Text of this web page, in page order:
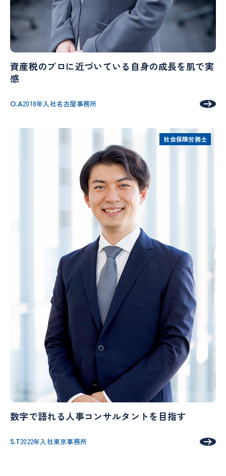
資産税のプロに近づいている自身の成長を肌で実
感
O.A2018年入社名古屋事務所
社会保険労務士
数字で語れる人事コンサルタントを目指す
S.T2022年入社東京事務所